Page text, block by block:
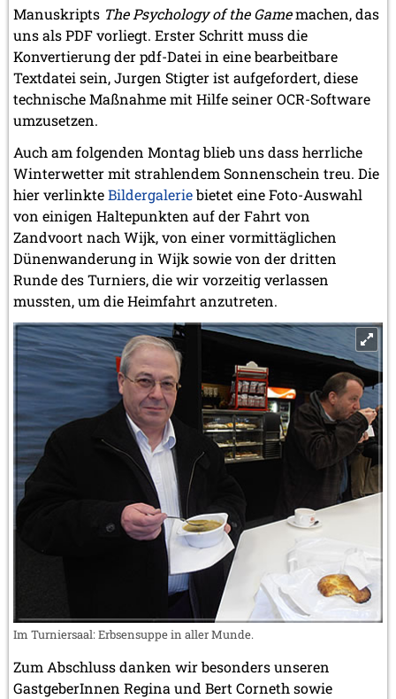
Manuskripts The Psychology of the Gamemachen, das
uns als PDF vorliegt. Erster Schritt muss die
Konvertierung der pdf-Datei in eine bearbeitbare
Textdatei sein, Jurgen Stigter ist aufgefordert, diese
technische Maßnahme mit Hilfe seiner OCR-Software
umzusetzen.
Auch am folgenden Montag blieb uns dass herrliche
Winterwetter mit strahlendem Sonnenschein treu. Die
hier verlinkteBildergaleriebietet eine Foto-Auswahl
von einigen Haltepunkten auf der Fahrt von
Zandvoort nach Wijk, von einer vormittäglichen
Dünenwanderung in Wijk sowie von der dritten
Runde des Turniers, die wir vorzeitig verlassen
mussten, um die Heimfahrt anzutreten.
Im Turniersaal: Erbsensuppe in aller Munde.
Zum Abschluss danken wir besonders unseren
GastgeberInnen Regina und Bert Corneth sowie